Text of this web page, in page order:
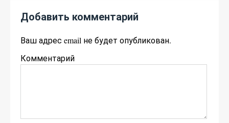
Добавить комментарий
Ваш адрес email не будет опубликован.
Комментарий